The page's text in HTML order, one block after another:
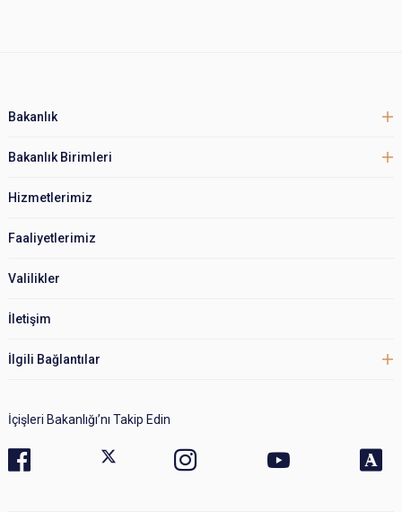
Bakanlık
Bakanlık Birimleri
Hizmetlerimiz
Faaliyetlerimiz
Valilikler
İletişim
İlgili Bağlantılar
İçişleri Bakanlığı’nı Takip Edin